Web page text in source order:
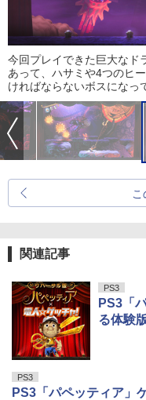
今回プレイできた巨大なド
あって、ハサミや4つのヒ
ければならないボスになっ
関連記事
PS3
PS3「
る体験
PS3
PS3「パペッティア」